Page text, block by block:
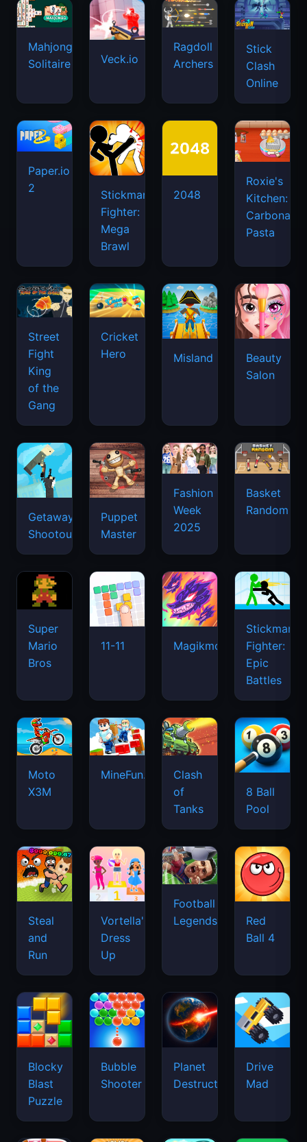
Mahjongg
Solitaire
Veck.io
Ragdoll
Archers
Stick
Clash
Online
Paper.io
2
Stickman
Fighter:
Mega
Brawl
2048
Roxie's
Kitchen:
Carbonara
Pasta
Street
Fight
King
of the
Gang
Cricket
Hero
Misland
Beauty
Salon
Getaway
Shootout
Puppet
Master
Fashion
Week
2025
Basket
Random
Super
Mario
Bros
11-11 Magikmon
Stickman
Fighter:
Epic
Battles
Moto
X3M
MineFun.io
Clash
of
Tanks
8 Ball
Pool
Steal
and
Run
Vortella's
Dress
Up
Football
Legends
Red
Ball 4
Blocky
Blast
Puzzle
Bubble
Shooter
Planet
Destruction
Drive
Mad